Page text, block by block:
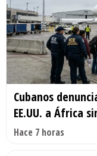
Cubanos
EE.UU. a África
Hace 7 horas